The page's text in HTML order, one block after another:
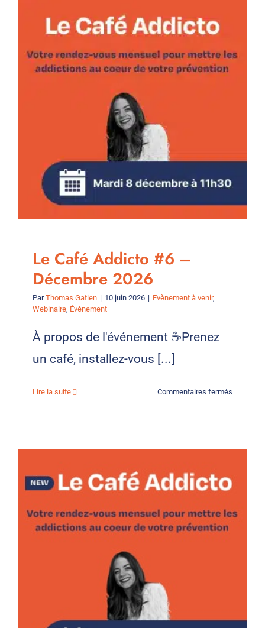
Le Café Addicto #6 –
Décembre 2026
ParThomas Gatien | 10 juin 2026 | Evènement à venir,
Webinaire, Évènement
À propos de l'événement ☕Prenez
un café, installez-vous [...]
Lire la suite Commentaires fermés
2026